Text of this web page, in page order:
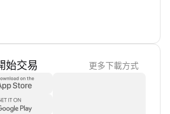
始交易 更多下載方式